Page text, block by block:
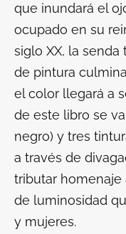
que inundará el
ocupado en su
siglo XX, la senda
de pintura
el color llegará a
de este libro se
negro) y tres
a través de
tributar
de luminosidad
y mujeres.